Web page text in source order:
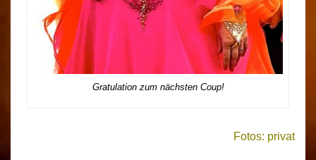
Gratulation zum nächsten Coup!
Fotos: privat